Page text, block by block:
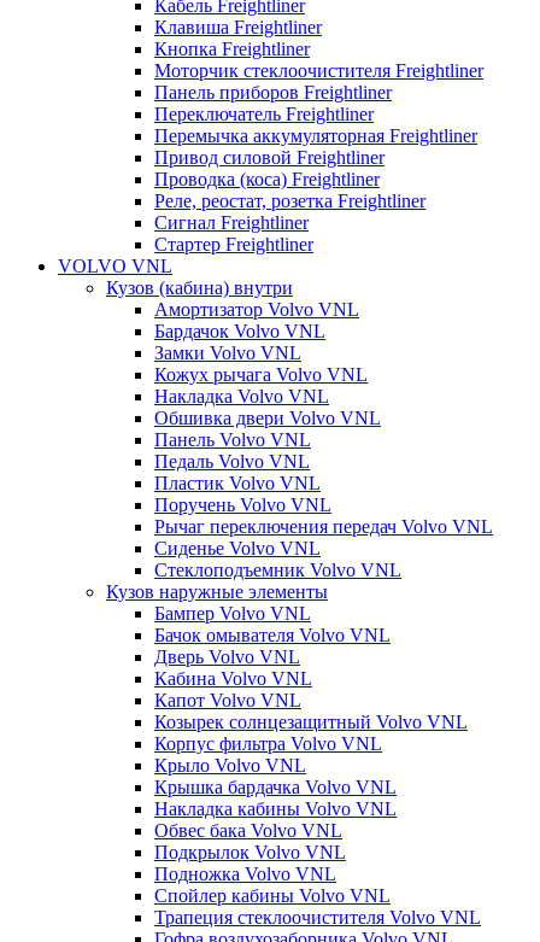
Кабель Freightliner
Клавиша Freightliner
Кнопка Freightliner
Моторчик стеклоочистителя Freightliner
Панель приборов Freightliner
Переключатель Freightliner
Перемычка аккумуляторная Freightliner
Привод силовой Freightliner
Проводка (коса) Freightliner
Реле, реостат, розетка Freightliner
Сигнал Freightliner
Стартер Freightliner
VOLVO VNL
Кузов (кабина) внутри
Амортизатор Volvo VNL
Бардачок Volvo VNL
Замки Volvo VNL
Кожух рычага Volvo VNL
Накладка Volvo VNL
Обшивка двери Volvo VNL
Панель Volvo VNL
Педаль Volvo VNL
Пластик Volvo VNL
Поручень Volvo VNL
Рычаг переключения передач Volvo VNL
Сиденье Volvo VNL
Стеклоподъемник Volvo VNL
Кузов наружные элементы
Бампер Volvo VNL
Бачок омывателя Volvo VNL
Дверь Volvo VNL
Кабина Volvo VNL
Капот Volvo VNL
Козырек солнцезащитный Volvo VNL
Корпус фильтра Volvo VNL
Крыло Volvo VNL
Крышка бардачка Volvo VNL
Накладка кабины Volvo VNL
Обвес бака Volvo VNL
Подкрылок Volvo VNL
Подножка Volvo VNL
Спойлер кабины Volvo VNL
Трапеция стеклоочистителя Volvo VNL